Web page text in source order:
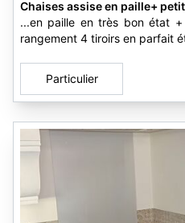
Chaises assise en paille+
...en paille en très bon état
rangement 4 tiroirs en parfait
Particulier